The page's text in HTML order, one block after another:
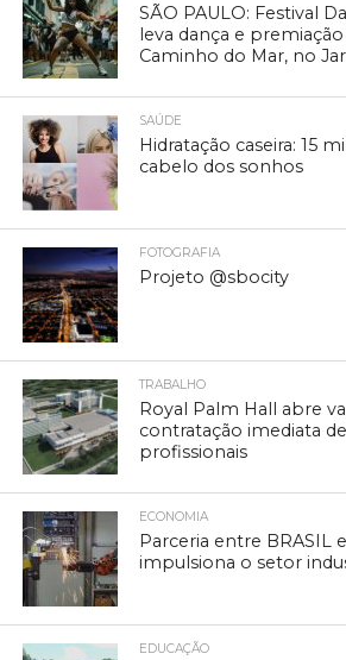
SÃO PAULO: Festival
leva dança e premiação
Caminho do Mar, no
SAÚDE
Hidratação caseira: 15
cabelo dos sonhos
FOTOGRAFIA
Projeto @sbocity
TRABALHO
Royal Palm Hall abre
contratação imediata
profissionais
ECONOMIA
Parceria entre BRASIL
impulsiona o setor
EDUCAÇÃO